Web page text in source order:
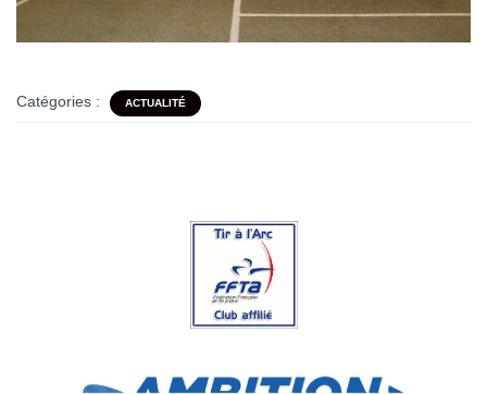
Catégories : ACTUALITÉ